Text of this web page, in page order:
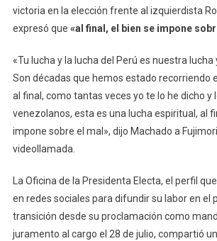
victoria en la elección frente al izquierdista
expresó que «al final, el bien se impone
«Tu lucha y la lucha del Perú es nuestra lucha
Son décadas que hemos estado recorriendo
al final, como tantas veces yo te lo he dicho y
venezolanos, esta es una lucha espiritual, al
impone sobre el mal», dijo Machado a
videollamada.
La Oficina de la Presidenta Electa, el perfil
en redes sociales para difundir su labor en el
transición desde su proclamación como
juramento al cargo el 28 de julio, compartió